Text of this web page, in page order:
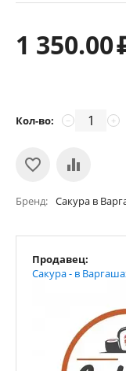
1 350.00
Кол-во: +
−
Бренд Сакура в
Продавец:
Сакура - в